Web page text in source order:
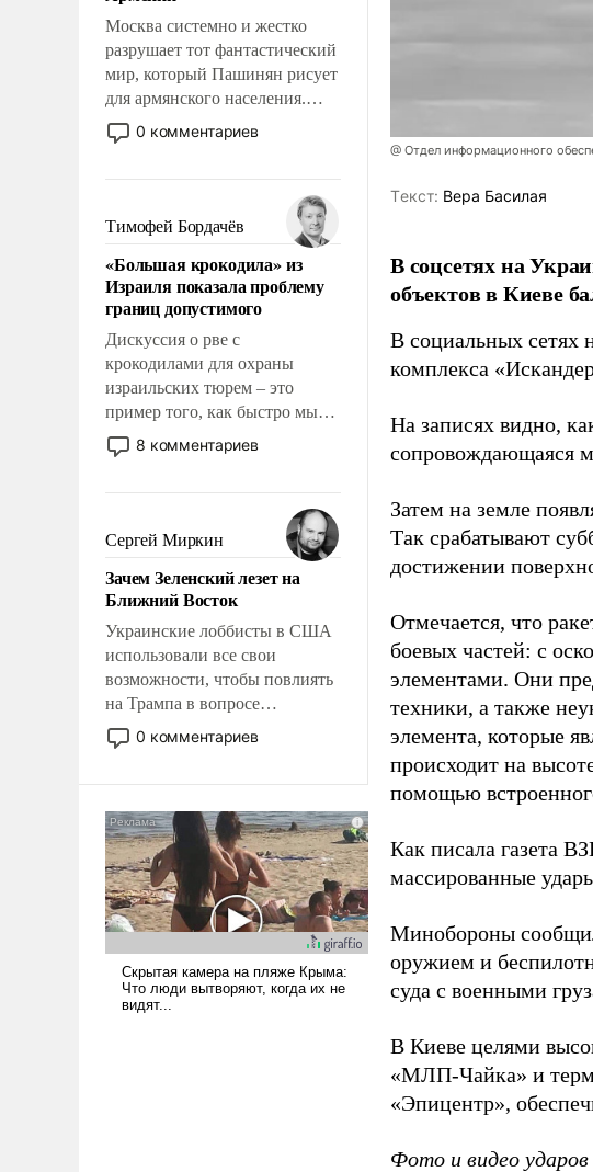
Москва системно и жестко
разрушает тот фантастический
мир, который Пашинян рисует
для армянского населения.
Мир, где этому населению все
должны просто по
политические прожекты будут
беспрекословно оплачиваться
за счет российских
налогоплательщиков, и где за
свои поступки не нужно
отвечать.
0 комментариев
Тимофей Бордачёв
«Большая крокодила» из
Израиля показала проблему
границ допустимого
Дискуссия о рве с
крокодилами для охраны
израильских тюрем – это
пример того, как быстро мы
двигаемся по пути
революционных изменений.
псевдонаучной фантастики,
стало всерьез обсуждаемой
идеей.
8 комментариев
Сергей Миркин
Зачем Зеленский лезет на
Ближний Восток
Украинские лоббисты в США
использовали все свои
возможности, чтобы повлиять
на Трампа в вопросе
предоставления вооружений
своим нанимателям. Вероятно,
голову мысль: хорошо бы
продемонстрировать, что
Украина вступила в
вооруженное противостояние
с Ираном.
0 комментариев
@ Отдел информационного
Tекст: Вера Басилая
В соцсетях на
объектов в Киеве
В социальных сетях
комплекса
На записях видно,
сопровождающаяся
Затем на земле
Так срабатывают
достижении
Отмечается, что
боевых частей: с
элементами. Они
техники, а также
элемента, которые
происходит на
помощью
Как писала газета
массированные
Минобороны
оружием и
суда с военными
В Киеве целями
«МЛП-Чайка» и
«Эпицентр»,
Фото и видео